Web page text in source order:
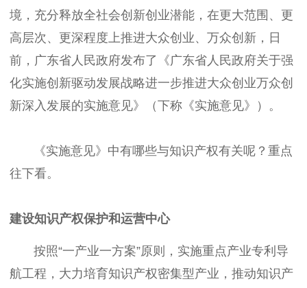
境，充分释放全社会创新创业潜能，在更大范围、更
高层次、更深程度上推进大众创业、万众创新，日
前，广东省人民政府发布了《广东省人民政府关于强
化实施创新驱动发展战略进一步推进大众创业万众创
新深入发展的实施意见》（下称《实施意见》）。
《实施意见》中有哪些与知识产权有关呢？重点
往下看。
建设知识产权保护和运营中心
按照“一产业一方案”原则，实施重点产业专利导
航工程，大力培育知识产权密集型产业，推动知识产